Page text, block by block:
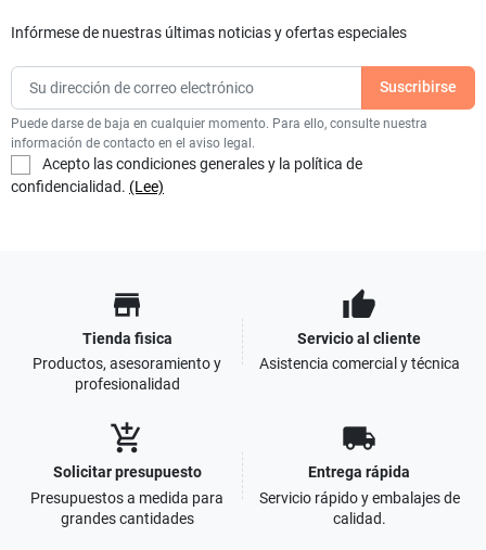
Infórmese de nuestras últimas noticias y ofertas especiales
Puede darse de baja en cualquier momento. Para ello, consulte nuestra
información de contacto en el aviso legal.
Acepto las condiciones generales y la política de
confidencialidad. (Lee)
store
Tienda fisica
Productos, asesoramiento y
profesionalidad
thumb_up
Servicio al cliente
Asistencia comercial y técnica
add_shopping_cart
Solicitar presupuesto
Presupuestos a medida para
grandes cantidades
local_shipping
Entrega rápida
Servicio rápido y embalajes de
calidad.